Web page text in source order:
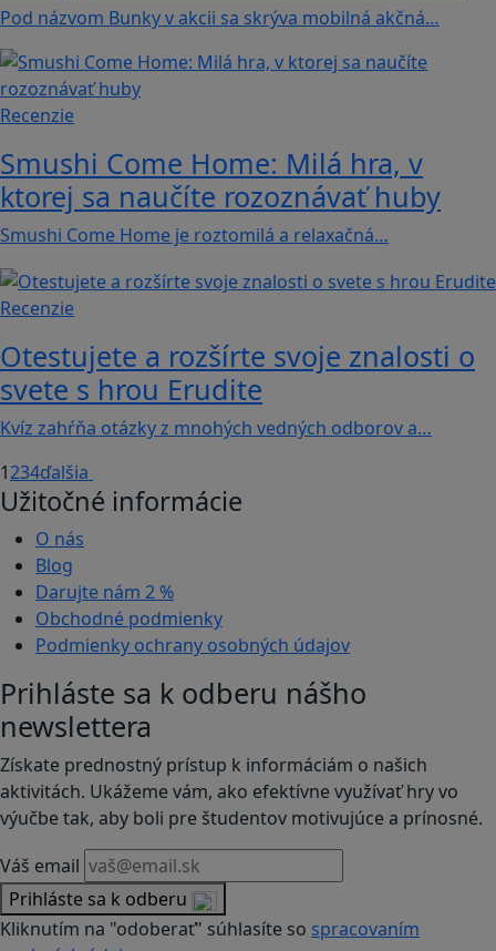
Pod názvom Bunky v akcii sa skrýva mobilná akčná…
Recenzie
Smushi Come Home: Milá hra, v
ktorej sa naučíte rozoznávať huby
Smushi Come Home je roztomilá a relaxačná…
Recenzie
Otestujete a rozšírte svoje znalosti o
svete s hrou Erudite
Kvíz zahŕňa otázky z mnohých vedných odborov a…
1234ďalšia
Užitočné informácie
O nás
Blog
Darujte nám 2 %
Obchodné podmienky
Podmienky ochrany osobných údajov
Prihláste sa k odberu nášho
newslettera
Získate prednostný prístup k informáciám o našich
aktivitách. Ukážeme vám, ako efektívne využívať hry vo
výučbe tak, aby boli pre študentov motivujúce a prínosné.
Váš email
Prihláste sa k odberu
Kliknutím na "odoberať" súhlasíte so spracovaním